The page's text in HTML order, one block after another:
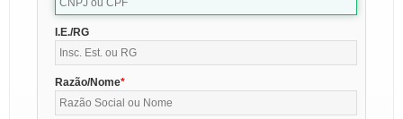
I.E./RG
Razão/Nome